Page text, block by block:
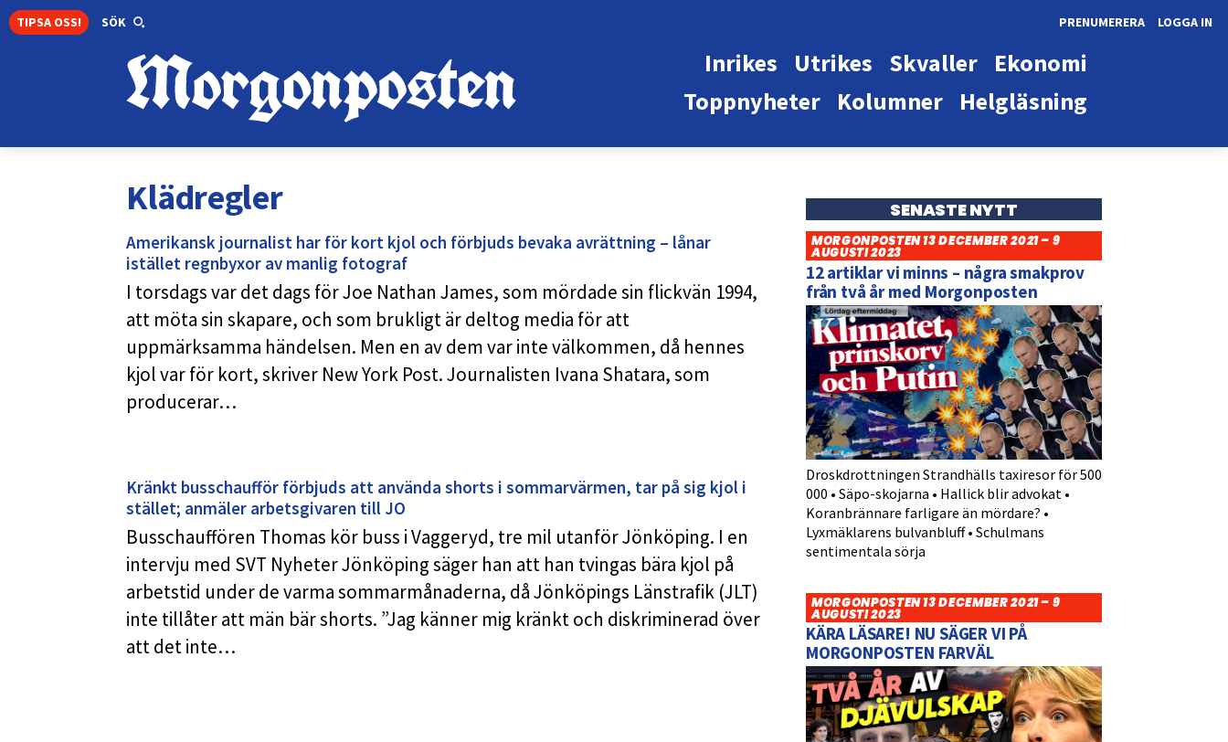
TIPSA OSS! SÖK LOGGA IN
PRENUMERERA
Ekonomi
Skvaller
Utrikes
Inrikes
Helgläsning
Kolumner
Toppnyheter
Klädregler
Amerikansk journalist har för kort kjol och förbjuds bevaka avrättning – lånar
istället regnbyxor av manlig fotograf
I torsdags var det dags för Joe Nathan James, som mördade sin flickvän 1994,
att möta sin skapare, och som brukligt är deltog media för att
uppmärksamma händelsen. Men en av dem var inte välkommen, då hennes
kjol var för kort, skriver New York Post. Journalisten Ivana Shatara, som
producerar…
Kränkt busschaufför förbjuds att använda shorts i sommarvärmen, tar på sig kjol i
stället; anmäler arbetsgivaren till JO
Busschauffören Thomas kör buss i Vaggeryd, tre mil utanför Jönköping. I en
intervju med SVT Nyheter Jönköping säger han att han tvingas bära kjol på
arbetstid under de varma sommarmånaderna, då Jönköpings Länstrafik (JLT)
inte tillåter att män bär shorts. ”Jag känner mig kränkt och diskriminerad över
att det inte…
SENASTE NYTT
MORGONPOSTEN 13 DECEMBER 2021 – 9
AUGUSTI 2023
12 artiklar vi minns – några smakprov
från två år med Morgonposten
Droskdrottningen Strandhälls taxiresor för 500
000 • Säpo-skojarna • Hallick blir advokat •
Koranbrännare farligare än mördare? •
Lyxmäklarens bulvanbluff • Schulmans
sentimentala sörja
MORGONPOSTEN 13 DECEMBER 2021 – 9
AUGUSTI 2023
KÄRA LÄSARE! NU SÄGER VI PÅ
MORGONPOSTEN FARVÄL